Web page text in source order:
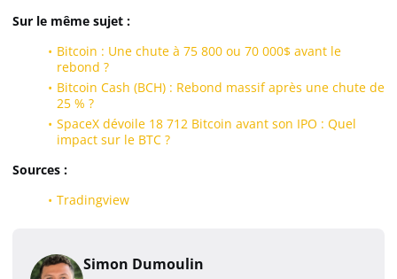
Sur le même sujet :
Bitcoin : Une chute à 75 800 ou 70 000$ avant le
rebond ?
Bitcoin Cash (BCH) : Rebond massif après une chute de
25 % ?
SpaceX dévoile 18 712 Bitcoin avant son IPO : Quel
impact sur le BTC ?
Sources :
Tradingview
Simon Dumoulin